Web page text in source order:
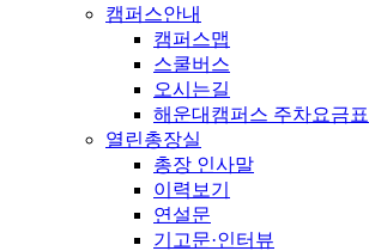
캠퍼스안내
캠퍼스맵
스쿨버스
오시는길
해운대캠퍼스 주차요금표
열린총장실
총장 인사말
이력보기
연설문
기고문·인터뷰